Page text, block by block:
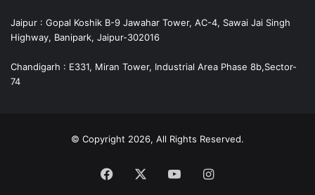
Jaipur : Gopal Koshik B-9 Jawahar Tower, AC-4, Sawai Jai Singh
Highway, Banipark, Jaipur-302016
Chandigarh : E331, Miran Tower, Industrial Area Phase 8b,Sector-
74
© Copyright 2026, All Rights Reserved.
Facebook YouTubeInstagram